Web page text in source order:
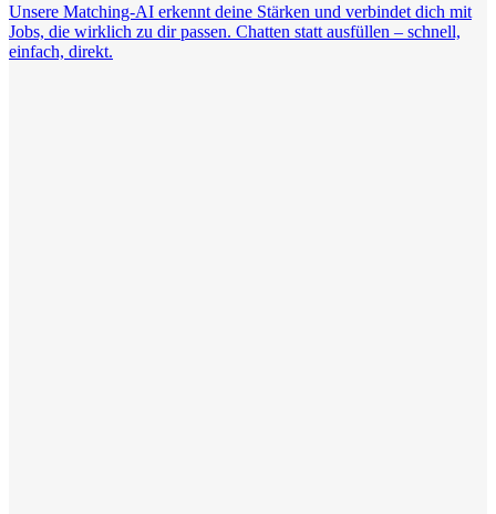
Unsere Matching-AI erkennt deine Stärken und verbindet dich mit
Jobs, die wirklich zu dir passen. Chatten statt ausfüllen – schnell,
einfach, direkt.